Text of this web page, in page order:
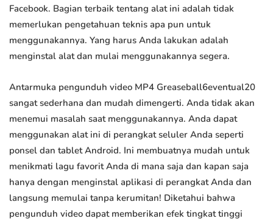
Facebook. Bagian terbaik tentang alat ini adalah tidak
memerlukan pengetahuan teknis apa pun untuk
menggunakannya. Yang harus Anda lakukan adalah
menginstal alat dan mulai menggunakannya segera.
Antarmuka pengunduh video MP4 Greaseball6eventual20
sangat sederhana dan mudah dimengerti. Anda tidak akan
menemui masalah saat menggunakannya. Anda dapat
menggunakan alat ini di perangkat seluler Anda seperti
ponsel dan tablet Android. Ini membuatnya mudah untuk
menikmati lagu favorit Anda di mana saja dan kapan saja
hanya dengan menginstal aplikasi di perangkat Anda dan
langsung memulai tanpa kerumitan! Diketahui bahwa
pengunduh video dapat memberikan efek tingkat tinggi